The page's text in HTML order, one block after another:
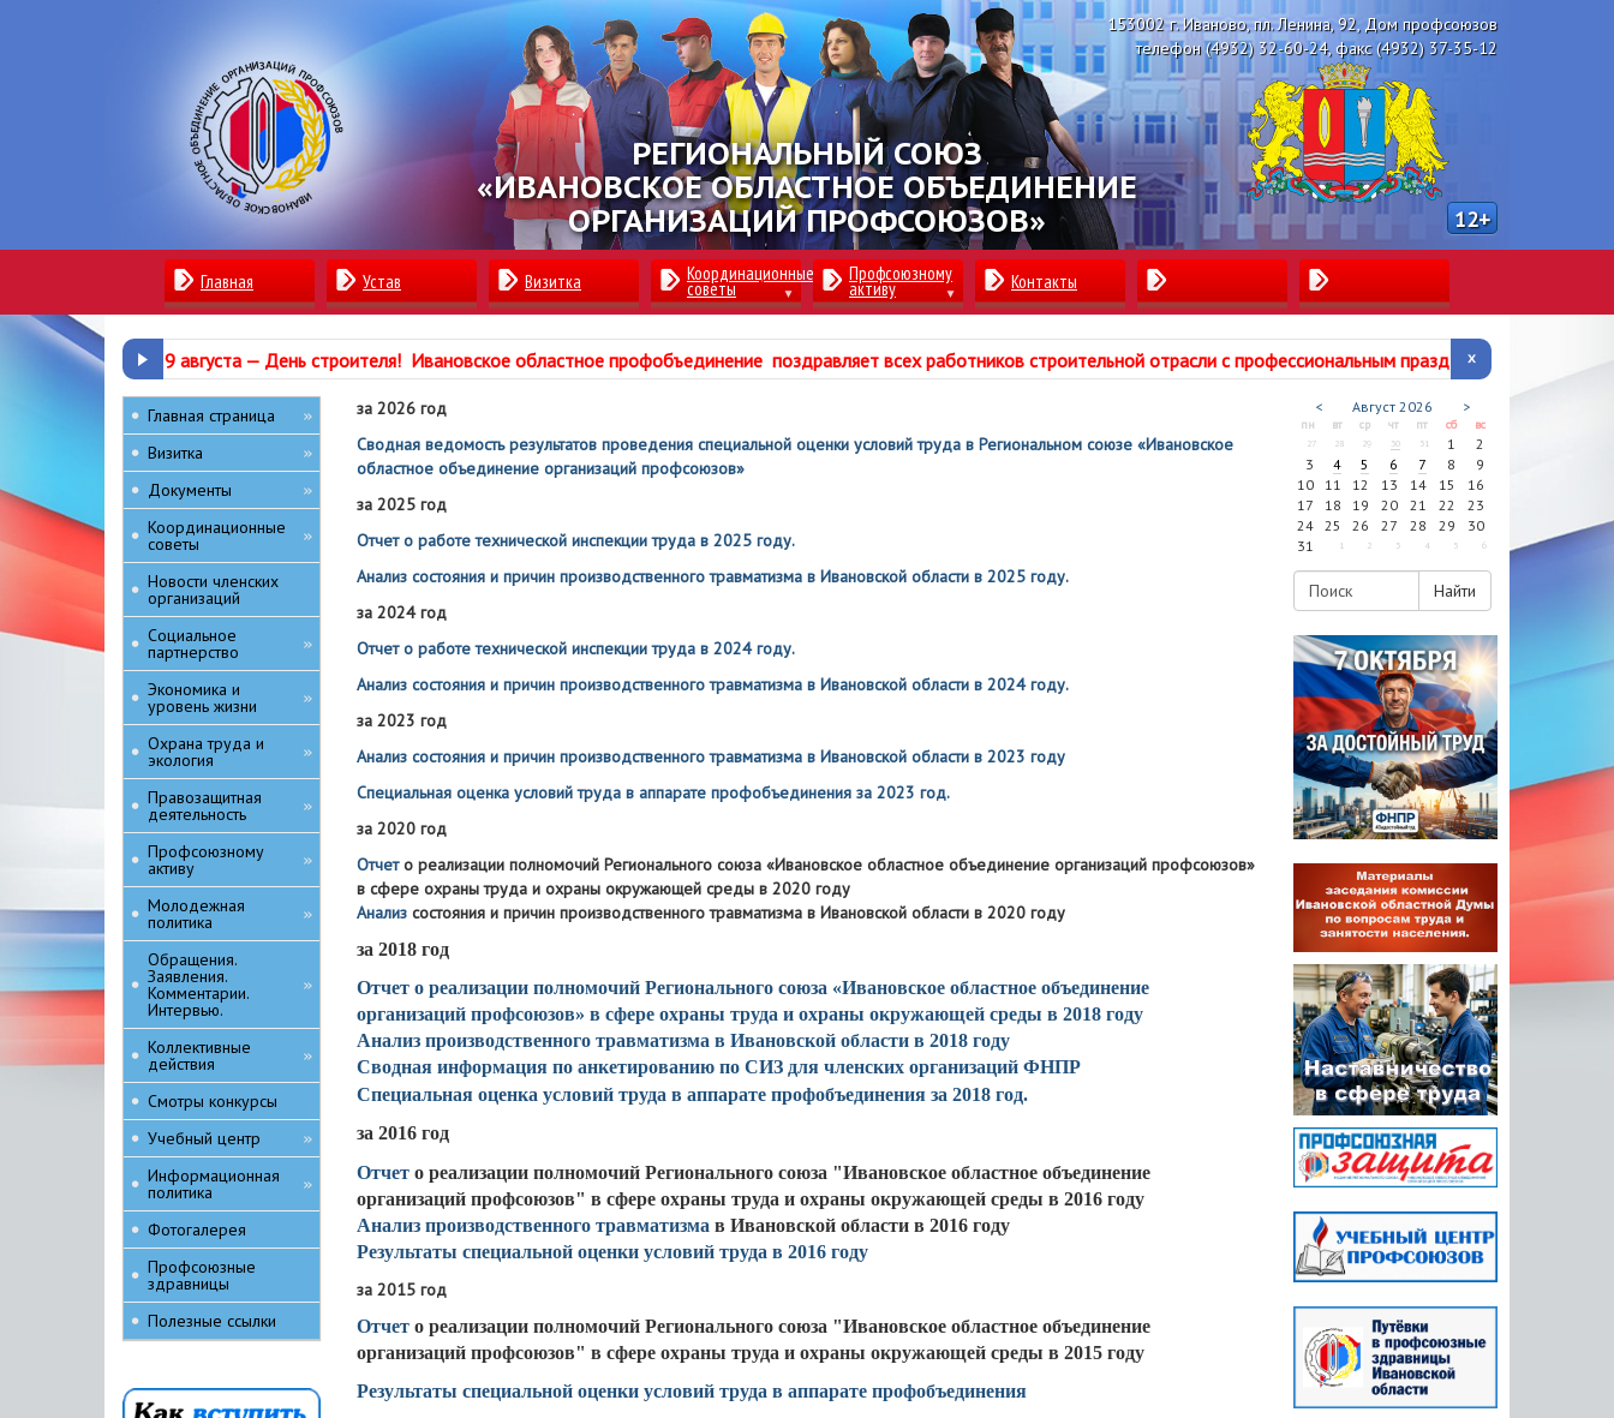
РЕГИОНАЛЬНЫЙ СОЮЗ
«ИВАНОВСКОЕ ОБЛАСТНОЕ ОБЪЕДИНЕНИЕ
ОРГАНИЗАЦИЙ ПРОФСОЮЗОВ»
153002 г. Иваново, пл. Ленина, 92, Дом профсоюзов
телефон (4932) 32-60-24, факс (4932) 37-35-12
12+
Главная Устав Визитка Координационные
советы
Профсоюзному
активу Контакты
9 августа — День строителя! Ивановское областное профобъединение поздравляет всех работников строительной отрасли с профессиональным праздником!
за 2026 год
Сводная ведомость результатов проведения специальной оценки условий труда в Региональном союзе «Ивановское
областное объединение организаций профсоюзов»
за 2025 год
Отчет о работе технической инспекции труда в 2025 году.
Анализ состояния и причин производственного травматизма в Ивановской области в 2025 году.
за 2024 год
Отчет о работе технической инспекции труда в 2024 году.
Анализ состояния и причин производственного травматизма в Ивановской области в 2024 году.
за 2023 год
Анализ состояния и причин производственного травматизма в Ивановской области в 2023 году
Специальная оценка условий труда в аппарате профобъединения за 2023 год.
за 2020 год
Отчето реализации полномочий Регионального союза «Ивановское областное объединение организаций профсоюзов»
в сфере охраны труда и охраны окружающей среды в 2020 году
Анализ состояния и причин производственного травматизма в Ивановской области в 2020 году
за 2018 год
Отчет о реализации полномочий Регионального союза «Ивановское областное объединение
организаций профсоюзов» в сфере охраны труда и охраны окружающей среды в 2018 году
Анализ производственного травматизма в Ивановской области в 2018 году
Сводная информация по анкетированию по СИЗ для членских организаций ФНПР
Специальная оценка условий труда в аппарате профобъединения за 2018 год.
за 2016 год
Отчет о реализации полномочий Регионального союза "Ивановское областное объединение
организаций профсоюзов" в сфере охраны труда и охраны окружающей среды в 2016 году
Анализ производственного травматизма в Ивановской области в 2016 году
Результаты специальной оценки условий труда в 2016 году
за 2015 год
Отчет о реализации полномочий Регионального союза "Ивановское областное объединение
организаций профсоюзов" в сфере охраны труда и охраны окружающей среды в 2015 году
Результаты специальной оценки условий труда в аппарате профобъединения
Главная страница »
Визитка »
Документы »
Координационные
советы »
Новости членских
организаций
Социальное
партнерство »
Экономика и
уровень жизни »
Охрана труда и
экология »
Правозащитная
деятельность »
Профсоюзному
активу »
Молодежная
политика »
Обращения.
Заявления.
Комментарии.
Интервью.
»
Коллективные
действия »
Смотры конкурсы
Учебный центр
»
Информационная
политика »
Фотогалерея
Профсоюзные
здравницы
Полезные ссылки
< Август 2026 >
пн вт ср чт пт сб вс
27 28 29 30 31 1
2
3
4 5 6 7 8
9
10
11 12 13 14 15
16
17
18 19 20 21 22
23
24 25 26 27 28 29
30
31
1 2 3 4 5 6
Найти